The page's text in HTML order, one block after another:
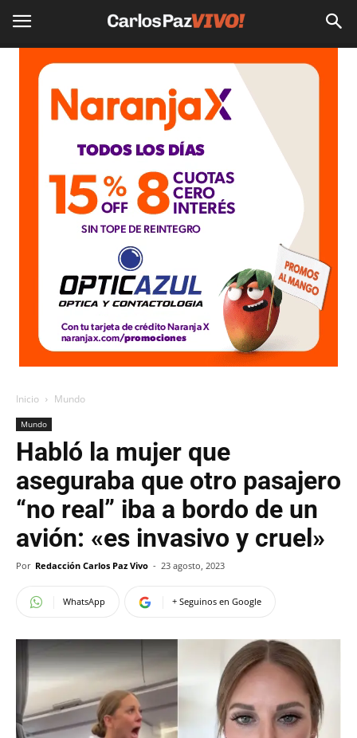
Inicio Mundo
Mundo
Habló la mujer que
aseguraba que otro pasajero
“no real” iba a bordo de un
avión: «es invasivo y cruel»
Por Redacción Carlos Paz Vivo - 23 agosto, 2023
WhatsApp + Seguinos en Google